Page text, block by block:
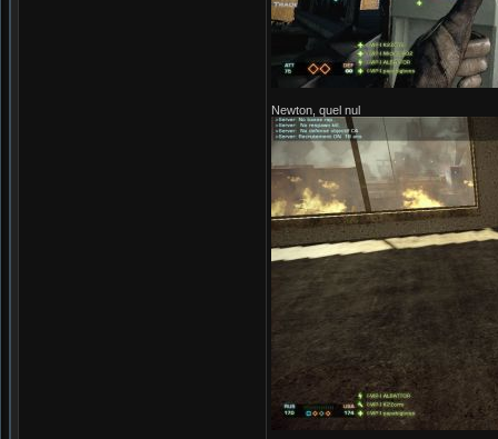
Newton, quel nul